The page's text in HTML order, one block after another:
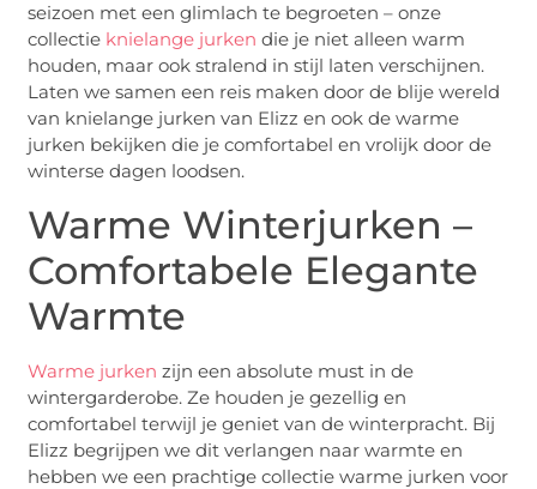
seizoen met een glimlach te begroeten – onze
collectie knielange jurken die je niet alleen warm
houden, maar ook stralend in stijl laten verschijnen.
Laten we samen een reis maken door de blije wereld
van knielange jurken van Elizz en ook de warme
jurken bekijken die je comfortabel en vrolijk door de
winterse dagen loodsen.
Warme Winterjurken –
Comfortabele Elegante
Warmte
Warme jurken zijn een absolute must in de
wintergarderobe. Ze houden je gezellig en
comfortabel terwijl je geniet van de winterpracht. Bij
Elizz begrijpen we dit verlangen naar warmte en
hebben we een prachtige collectie warme jurken voor